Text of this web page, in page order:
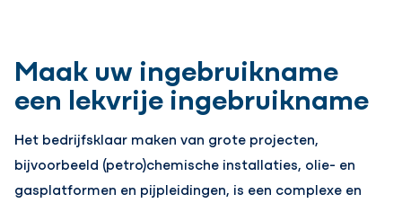
Maak uw ingebruikname
een lekvrije ingebruikname
Het bedrijfsklaar maken van grote projecten,
bijvoorbeeld (petro)chemische installaties, olie- en
gasplatformen en pijpleidingen, is een complexe en